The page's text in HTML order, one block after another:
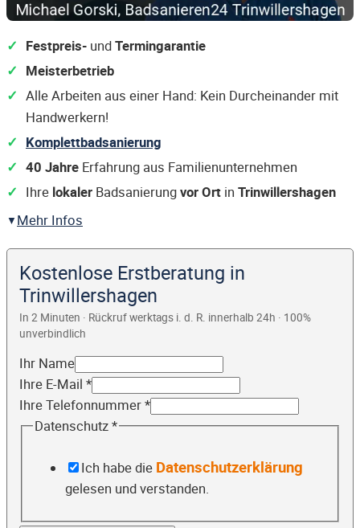
Festpreis- undTermingarantie
Meisterbetrieb
Alle Arbeiten aus einer Hand: Kein Durcheinander mit
Handwerkern!
Komplettbadsanierung
40 Jahre Erfahrung aus Familienunternehmen
Ihre lokaler Badsanierungvor Ort in Trinwillershagen
Mehr Infos
Kostenlose Erstberatung in
Trinwillershagen
In 2 Minuten · Rückruf werktags i. d. R. innerhalb 24h · 100%
unverbindlich
Ihr Name
Ihre E-Mail *
Ihre Telefonnummer*
Datenschutz*
Ich habe die Datenschutzerklärung
gelesen und verstanden.